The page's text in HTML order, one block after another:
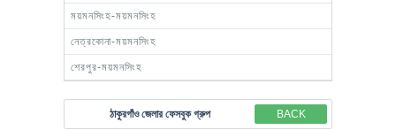
ময়মনসিংহ-ময়মনসিংহ
নেত্রকোনা-ময়মনসিংহ
শেরপুর-ময়মনসিংহ
ঠাকুরগাঁও জেলার ফেসবুক গ্রুপ BACK